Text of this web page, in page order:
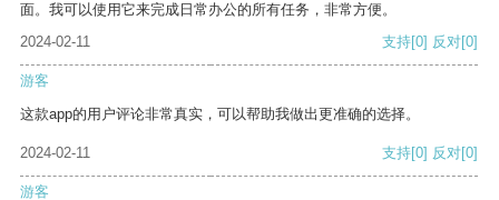
面。我可以使用它来完成日常办公的所有任务，非常方便。
2024-02-11
支持[0] 反对[0]
游客
这款app的用户评论非常真实，可以帮助我做出更准确的选择。
2024-02-11 支持[0] 反对[0]
游客